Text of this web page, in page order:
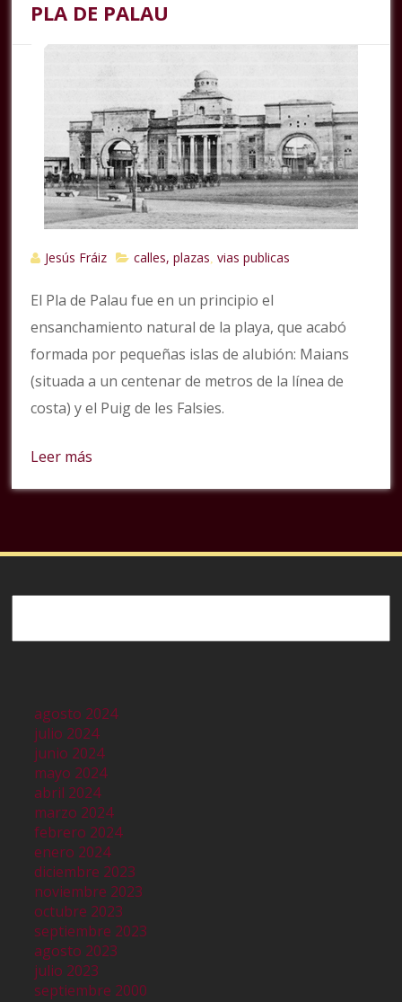
PLA DE PALAU
Jesús Fráiz calles, plazas ,vias publicas
El Pla de Palau fue en un principio el
ensanchamiento natural de la playa, que acabó
formada por pequeñas islas de alubión: Maians
(situada a un centenar de metros de la línea de
costa) y el Puig de les Falsies.
Leer más
agosto 2024
julio 2024
junio 2024
mayo 2024
abril 2024
marzo 2024
febrero 2024
enero 2024
diciembre 2023
noviembre 2023
octubre 2023
septiembre 2023
agosto 2023
julio 2023
septiembre 2000